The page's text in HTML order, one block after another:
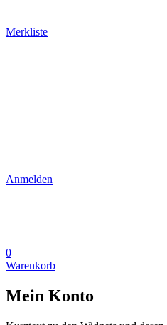
Merkliste
Anmelden
0
Warenkorb
Mein Konto